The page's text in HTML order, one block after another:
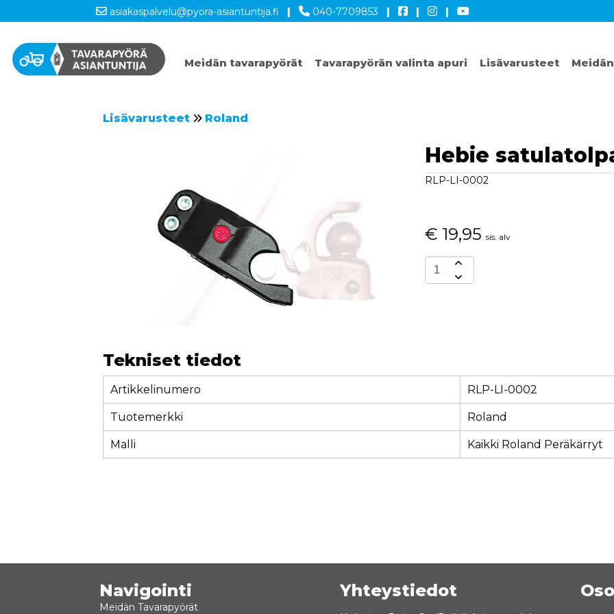
asiakaspalvelu@pyora-asiantuntija.fi | 040-7709853 | | |
Meidän tavarapyörät Tavarapyörän valinta apuri Lisävarusteet
Lisävarusteet Roland
Hebie
RLP-LI-0002
€ 19,95 sis. alv
Tekniset tiedot
Artikkelinumero RLP-LI-0002
Tuotemerkki Roland
Malli Kaikki Roland Peräkärryt
Navigointi
Meidän Tavarapyörät
Yhteystiedot